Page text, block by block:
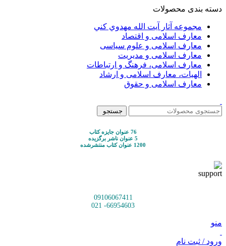
دسته بندی محصولات
مجموعه آثار آيت الله مهدوي كني
معارف اسلامی و اقتصاد
معارف اسلامی و علوم سیاسی
معارف اسلامی و مدیریت
معارف اسلامی، فرهنگ و ارتباطات
الهیات، معارف اسلامی و ارشاد
معارف اسلامی و حقوق
جستجو
76 عنوان جایزه کتاب
5 عنوان ناشر برگزیده
1200 عنوان کتاب منتشرشده
09106067411
66954603- 021
منو
ورود / ثبت نام